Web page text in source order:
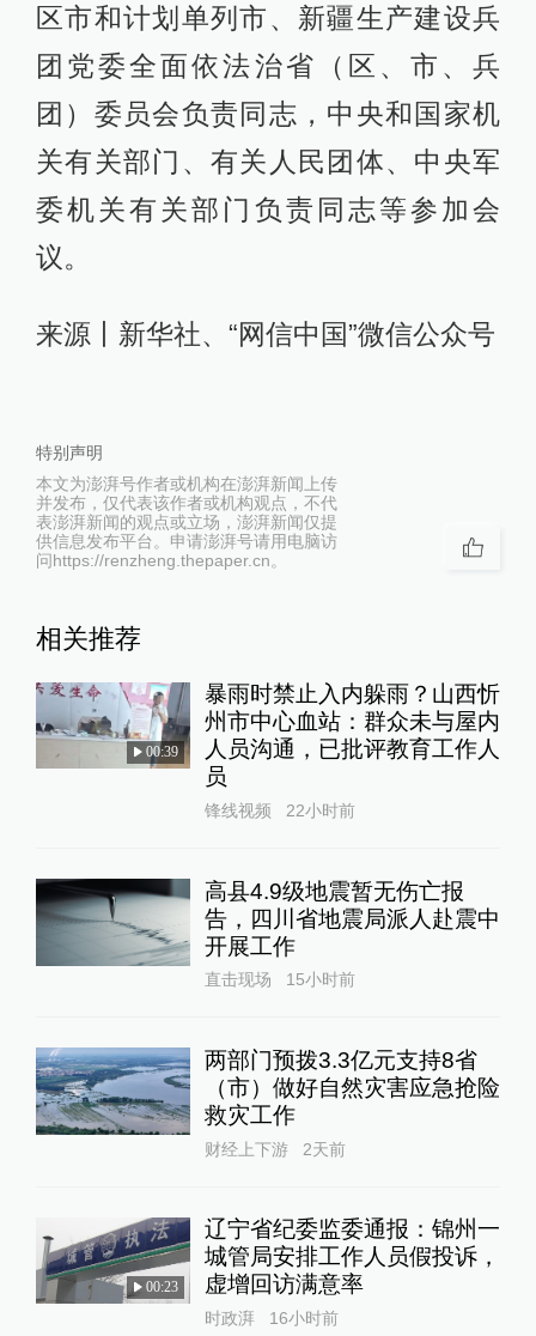
区市和计划单列市、新疆生产建设兵
团党委全面依法治省（区、市、兵
团）委员会负责同志，中央和国家机
关有关部门、有关人民团体、中央军
委机关有关部门负责同志等参加会
议。
来源丨新华社、“网信中国”微信公众号
特别声明
本文为澎湃号作者或机构在澎湃新闻上传
并发布，仅代表该作者或机构观点，不代
表澎湃新闻的观点或立场，澎湃新闻仅提
供信息发布平台。申请澎湃号请用电脑访
问https://renzheng.thepaper.cn。
相关推荐
00:39
暴雨时禁止入内躲雨？山西忻
州市中心血站：群众未与屋内
人员沟通，已批评教育工作人
员
锋线视频 22小时前
高县4.9级地震暂无伤亡报
告，四川省地震局派人赴震中
开展工作
直击现场 15小时前
两部门预拨3.3亿元支持8省
（市）做好自然灾害应急抢险
救灾工作
财经上下游 2天前
00:23
辽宁省纪委监委通报：锦州一
城管局安排工作人员假投诉，
虚增回访满意率
时政湃 16小时前